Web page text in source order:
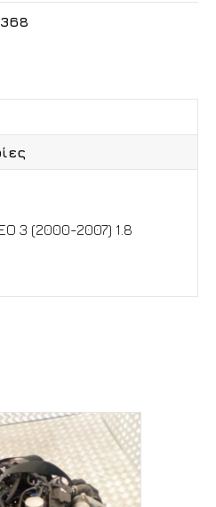
3 (2000-2007) 1.8